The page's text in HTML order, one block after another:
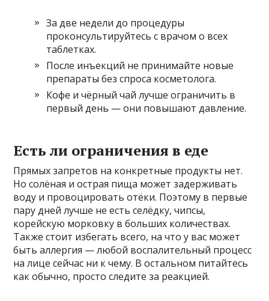
За две недели до процедуры
проконсультируйтесь с врачом о всех
таблетках.
После инъекций не принимайте новые
препараты без спроса косметолога.
Кофе и чёрный чай лучше ограничить в
первый день — они повышают давление.
Есть ли ограничения в еде
Прямых запретов на конкретные продукты нет.
Но солёная и острая пища может задерживать
воду и провоцировать отёки. Поэтому в первые
пару дней лучше не есть селёдку, чипсы,
корейскую морковку в больших количествах.
Также стоит избегать всего, на что у вас может
быть аллергия — любой воспалительный процесс
на лице сейчас ни к чему. В остальном питайтесь
как обычно, просто следите за реакцией.